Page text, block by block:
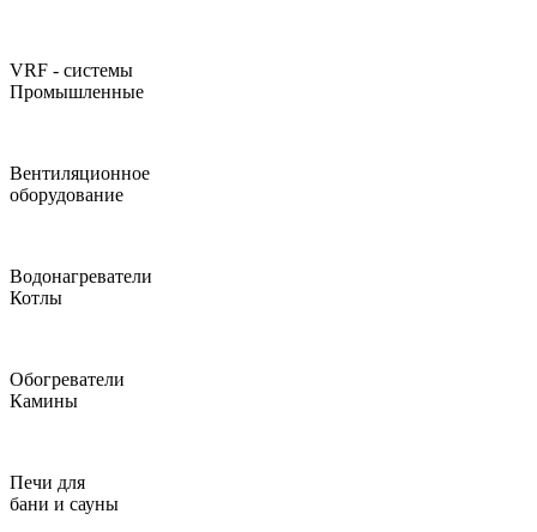
VRF - системы
Промышленные
Вентиляционное
оборудование
Водонагреватели
Котлы
Обогреватели
Камины
Печи для
бани и сауны